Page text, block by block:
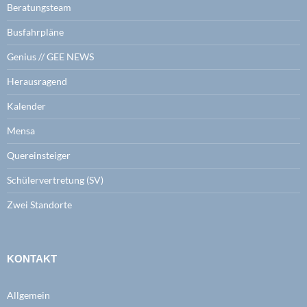
Beratungsteam
Busfahrpläne
Genius // GEE NEWS
Herausragend
Kalender
Mensa
Quereinsteiger
Schülervertretung (SV)
Zwei Standorte
KONTAKT
Allgemein